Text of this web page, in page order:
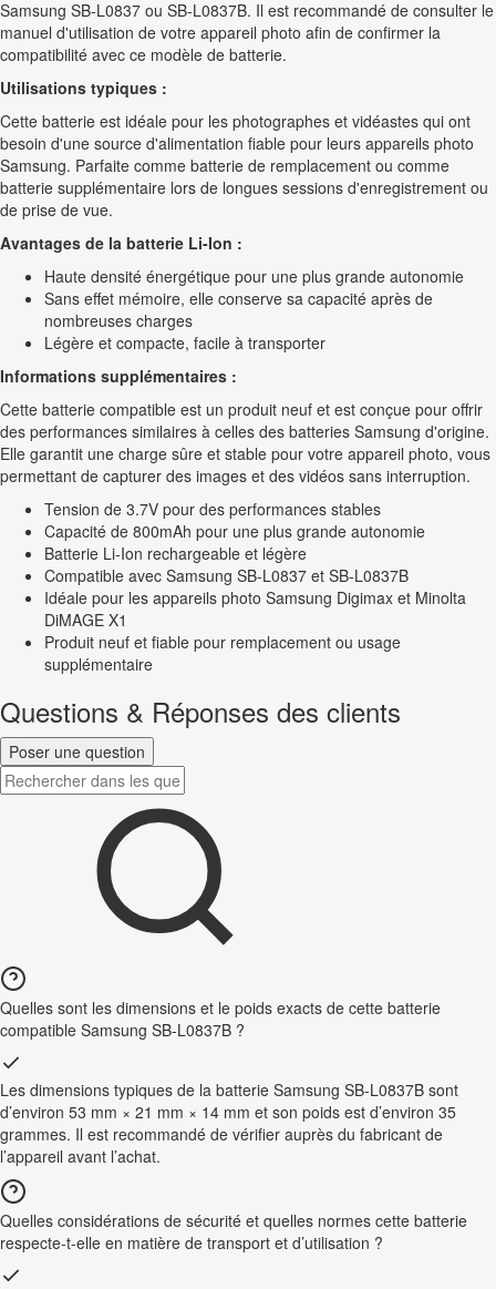
Samsung SB-L0837 ou SB-L0837B. Il est recommandé de consulter le
manuel d'utilisation de votre appareil photo afin de confirmer la
compatibilité avec ce modèle de batterie.
Utilisations typiques :
Cette batterie est idéale pour les photographes et vidéastes qui ont
besoin d'une source d'alimentation fiable pour leurs appareils photo
Samsung. Parfaite comme batterie de remplacement ou comme
batterie supplémentaire lors de longues sessions d'enregistrement ou
de prise de vue.
Avantages de la batterie Li-Ion :
Haute densité énergétique pour une plus grande autonomie
Sans effet mémoire, elle conserve sa capacité après de
nombreuses charges
Légère et compacte, facile à transporter
Informations supplémentaires :
Cette batterie compatible est un produit neuf et est conçue pour offrir
des performances similaires à celles des batteries Samsung d'origine.
Elle garantit une charge sûre et stable pour votre appareil photo, vous
permettant de capturer des images et des vidéos sans interruption.
Tension de 3.7V pour des performances stables
Capacité de 800mAh pour une plus grande autonomie
Batterie Li-Ion rechargeable et légère
Compatible avec Samsung SB-L0837 et SB-L0837B
Idéale pour les appareils photo Samsung Digimax et Minolta
DiMAGE X1
Produit neuf et fiable pour remplacement ou usage
supplémentaire
Questions & Réponses des clients
Poser une question
Quelles sont les dimensions et le poids exacts de cette batterie
compatible Samsung SB-L0837B ?
Les dimensions typiques de la batterie Samsung SB-L0837B sont
d’environ 53 mm × 21 mm × 14 mm et son poids est d’environ 35
grammes. Il est recommandé de vérifier auprès du fabricant de
l’appareil avant l’achat.
Quelles considérations de sécurité et quelles normes cette batterie
respecte-t-elle en matière de transport et d’utilisation ?